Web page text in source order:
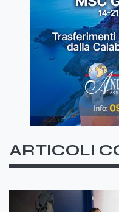
ARTICOLI